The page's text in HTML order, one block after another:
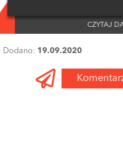
CZYTAJ
Dodano: 19.09.2020